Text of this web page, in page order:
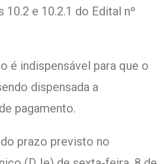
e 10.2.1 do Edital nº
é indispensável para que o
dispensada a
pagamento.
prazo previsto no